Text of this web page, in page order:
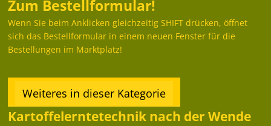
Zum Bestellformular!
Wenn Sie beim Anklicken gleichzeitig SHIFT drücken, öffnet
sich das Bestellformular in einem neuen Fenster für die
Bestellungen im Marktplatz!
Weiteres in dieser Kategorie
Kartoffelerntetechnik nach der Wende